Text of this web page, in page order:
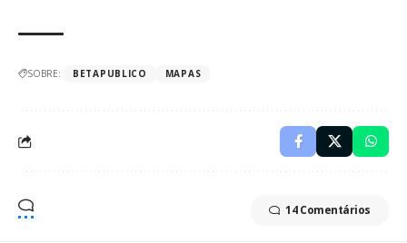
SOBRE: BETAPUBLICO MAPAS
14 Comentários